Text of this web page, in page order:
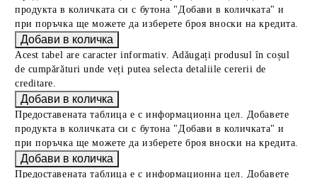
продукта в количката си с бутона "Добави в количката" и
при поръчка ще можете да изберете броя вноски на кредита.
Acest tabel are caracter informativ. Adăugați produsul în coșul
de cumpărături unde veți putea selecta detaliile cererii de
creditare.
Предоставената таблица е с информационна цел. Добавете
продукта в количката си с бутона "Добави в количката" и
при поръчка ще можете да изберете броя вноски на кредита.
Предоставената таблица е с информационна цел. Добавете